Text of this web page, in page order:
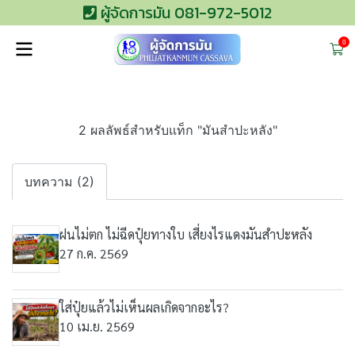
ผู้จัดการมัน 081-972-5012
0
2 ผลลัพธ์สำหรับแท็ก "มันสำปะหลัง"
บทความ (2)
ฝนไม่ตก ไม่ฉีดปุ๋ยทางใบ เสี่ยงไรแดงมันสำปะหลัง
27 ก.ค. 2569
ใส่ปุ๋ยแล้วไม่เห็นผลเกิดจากอะไร?
10 เม.ย. 2569